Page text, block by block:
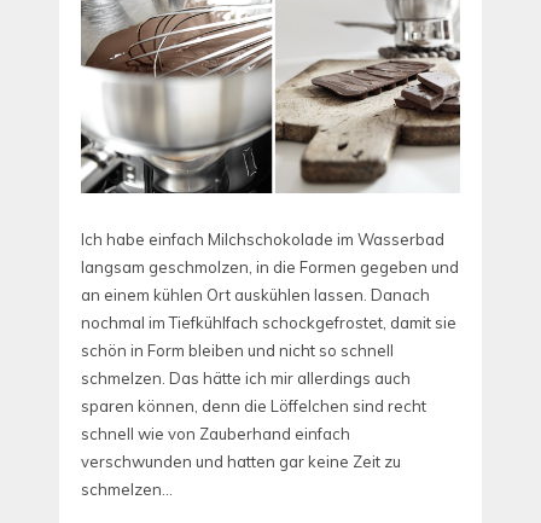
Ich habe einfach Milchschokolade im Wasserbad
langsam geschmolzen, in die Formen gegeben und
an einem kühlen Ort auskühlen lassen. Danach
nochmal im Tiefkühlfach schockgefrostet, damit sie
schön in Form bleiben und nicht so schnell
schmelzen. Das hätte ich mir allerdings auch
sparen können, denn die Löffelchen sind recht
schnell wie von Zauberhand einfach
verschwunden und hatten gar keine Zeit zu
schmelzen…